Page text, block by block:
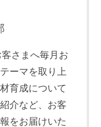
さまへ毎月お
ーマを取り上
育成について
介など、お客
をお届けいた